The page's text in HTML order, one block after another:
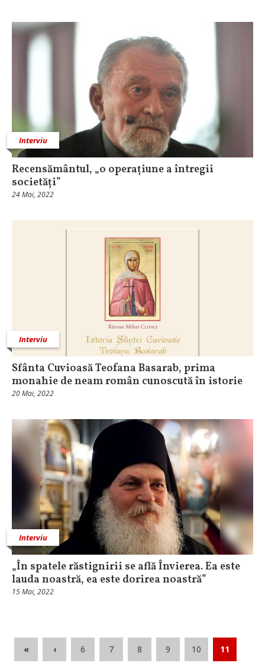
Interviu
Recensământul, „o operațiune a întregii
societăți”
24 Mai, 2022
Interviu
Sfânta Cuvioasă Teofana Basarab, prima
monahie de neam român cunoscută în istorie
20 Mai, 2022
Interviu
„În spatele răstignirii se află Învierea. Ea este
lauda noastră, ea este dorirea noastră”
15 Mai, 2022
« ‹ 6 7 8 9 10 11